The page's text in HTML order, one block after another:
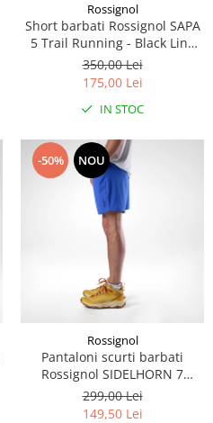
Rossignol
Short barbati Rossignol SAPA
5 Trail Running - Black Line
Fogg
350,00 Lei
175,00 Lei
IN STOC
-50% NOU
Rossignol
Pantaloni scurti barbati
Rossignol SIDELHORN 7
Dazzle Blue
299,00 Lei
149,50 Lei